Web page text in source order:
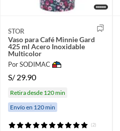
STOR
Vaso para Café Minnie Gard
425 ml Acero Inoxidable
Multicolor
Por SODIMAC
S/ 29.90
Retira desde 120 min
Envío en 120 min
(2)